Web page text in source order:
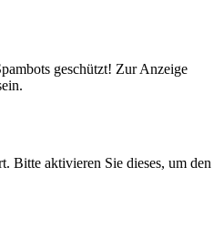
geschützt! Zur Anzeige
Bitte aktivieren Sie dieses, um den